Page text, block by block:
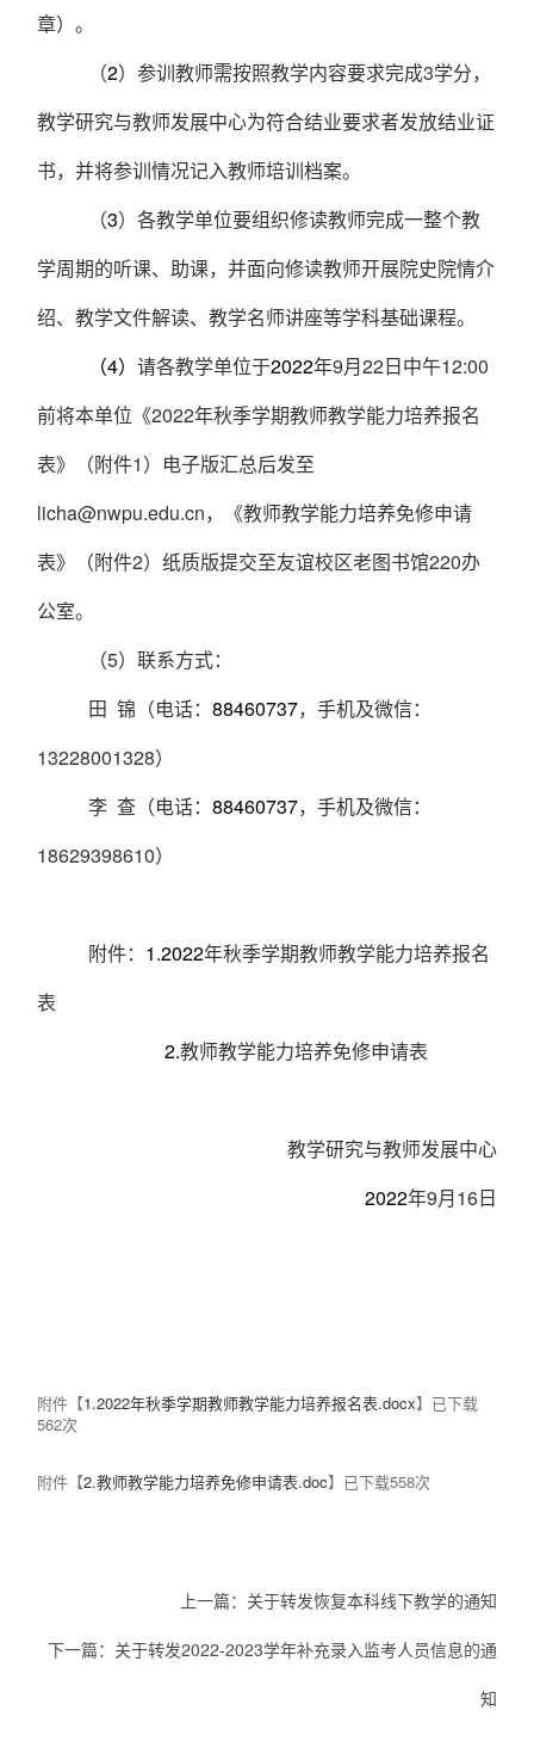
章）。
（2）参训教师需按照教学内容要求完成3学分，
教学研究与教师发展中心为符合结业要求者发放结业证
书，并将参训情况记入教师培训档案。
（3） 各教学单位要组织修读教师完成一整个教
学周期的听课、助课，并面向修读教师开展院史院情介
绍、教学文件解读、教学名师讲座等学科基础课程。
（4） 请各教学单位于2022年9月22日中午12:00
前将本单位《2022年秋季学期教师教学能力培养报名
表》（附件1）电子版汇总后发至
licha@nwpu.edu.cn，《教师教学能力培养免修申请
表》（附件2）纸质版提交至友谊校区老图书馆220办
公室。
（5） 联系方式：
田 锦（电话： 88460737，手机及微信：
13228001328）
李 查（电话： 88460737，手机及微信：
18629398610）
附件： 1.2022年秋季学期教师教学能力培养报名
表
2.教师教学能力培养免修申请表
教学研究与教师发展中心
2022年9月16日
附件【1.2022年秋季学期教师教学能力培养报名表.docx】已下载
562次
附件【2.教师教学能力培养免修申请表.doc】已下载558次
上一篇： 关于转发恢复本科线下教学的通知
下一篇： 关于转发2022-2023学年补充录入监考人员信息的通
知